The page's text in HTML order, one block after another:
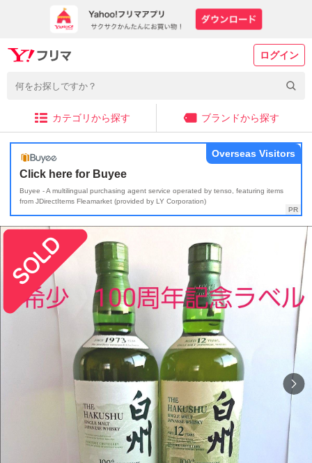
ログイン
カテゴリから探す ブランドから探す
Click here for Buyee
Buyee - A multilingual purchasing agent service operated by tenso, featuring items
from JDirectItems Fleamarket (provided by LY Corporation)
Overseas Visitors